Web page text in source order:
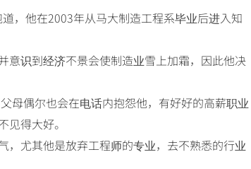
，他在2003年从马大制造工程系毕业后进入知
意识到经济不景会使制造业雪上加霜，因此他决
母偶尔也会在电话内抱怨他，有好好的高薪职业
得大好。
，尤其他是放弃工程师的专业，去不熟悉的行业